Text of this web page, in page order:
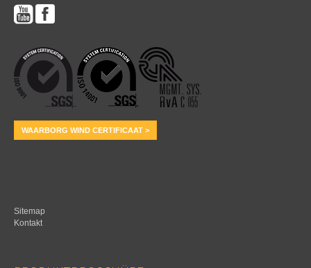
WAARBORG WIND CERTIFICAAT >
Sitemap
Kontakt